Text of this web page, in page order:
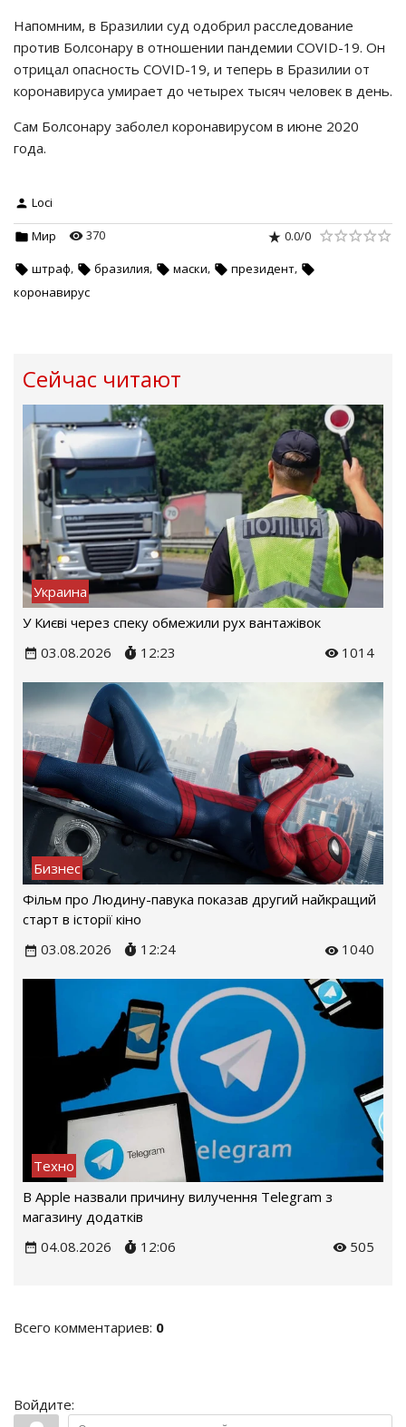
Напомним, в Бразилии суд одобрил расследование
против Болсонару в отношении пандемии COVID-19. Он
отрицал опасность COVID-19, и теперь в Бразилии от
коронавируса умирает до четырех тысяч человек в день.
Сам Болсонару заболел коронавирусом в июне 2020
года.
Loci
Мир 370 0.0/0
штраф, бразилия, маски, президент,
коронавирус
Сейчас читают
Украина
У Києві через спеку обмежили рух вантажівок
03.08.2026
12:23 1014
Бизнес
Фільм про Людину-павука показав другий найкращий
старт в історії кіно
03.08.2026
12:24 1040
Техно
В Apple назвали причину вилучення Telegram з
магазину додатків
04.08.2026
12:06 505
Всего комментариев: 0
Войдите: